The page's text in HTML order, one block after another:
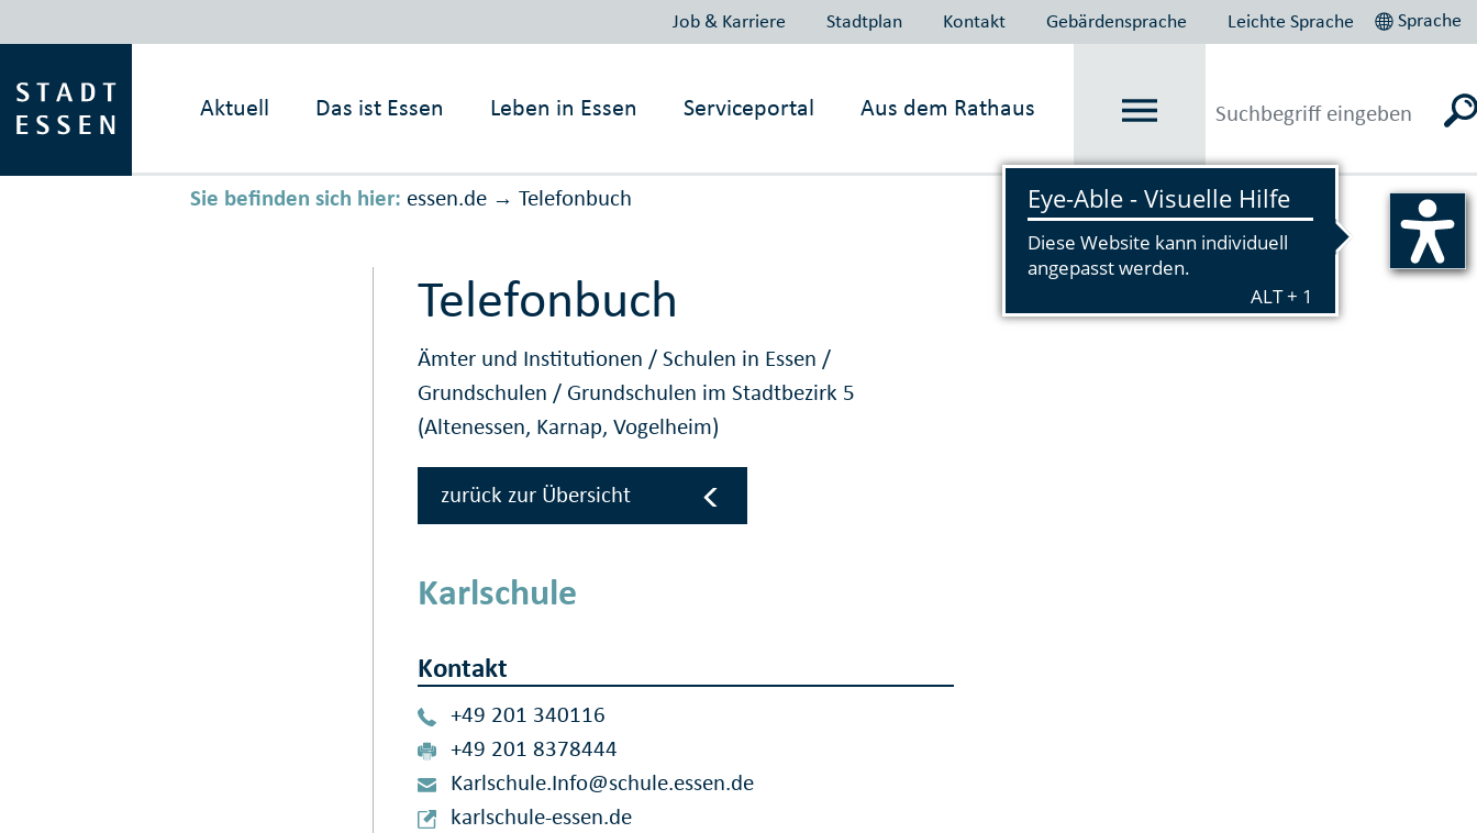
Job & Karriere Stadtplan Kontakt Gebärdensprache Leichte Sprache Sprache
Aktuell Das ist Essen Leben in Essen Serviceportal Aus dem Rathaus
Sie befinden sich hier: essen.de → Telefonbuch Vorlesen
Telefonbuch
Ämter und Institutionen /Schulen in Essen /
Grundschulen / Grundschulen im Stadtbezirk 5
(Altenessen, Karnap, Vogelheim)
zurück zur Übersicht
Karlschule
Kontakt
+49 201 340116
+49 201 8378444
Karlschule.Info@schule.essen.de
karlschule-essen.de